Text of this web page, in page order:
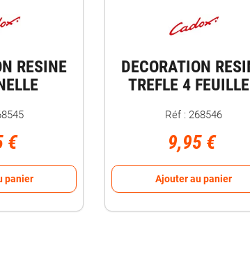
RESINE
€
panier
DECORATION
TREFLE 4
Réf : 268546
9,95 €
Ajouter au panier